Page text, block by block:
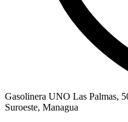
Gasolinera UNO Las Palmas,
Suroeste, Managua